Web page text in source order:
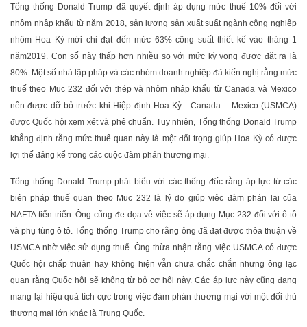
Tổng thống Donald Trump đã quyết định áp dụng mức thuế 10% đối với
nhôm nhập khẩu từ năm 2018, sản lượng sản xuất suất ngành công nghiệp
nhôm Hoa Kỳ mới chỉ đạt đến mức 63% công suất thiết kế vào tháng 1
năm2019. Con số này thấp hơn nhiều so với mức kỳ vọng được đặt ra là
80%. Một số nhà lập pháp và các nhóm doanh nghiệp đã kiến nghị rằng mức
thuế theo Mục 232 đối với thép và nhôm nhập khẩu từ Canada và Mexico
nên được dỡ bỏ trước khi Hiệp định Hoa Kỳ - Canada – Mexico (USMCA)
được Quốc hội xem xét và phê chuẩn. Tuy nhiên, Tổng thống Donald Trump
khẳng định rằng mức thuế quan này là một đối trọng giúp Hoa Kỳ có được
lợi thế đáng kể trong các cuộc đàm phán thương mại.
Tổng thống Donald Trump phát biểu với các thống đốc rằng áp lực từ các
biện pháp thuế quan theo Mục 232 là lý do giúp việc đàm phán lại của
NAFTA tiến triển. Ông cũng đe dọa về việc sẽ áp dụng Mục 232 đối với ô tô
và phụ tùng ô tô. Tổng thống Trump cho rằng ông đã đạt được thỏa thuận về
USMCA nhờ việc sử dụng thuế. Ông thừa nhận rằng việc USMCA có được
Quốc hội chấp thuận hay không hiện vẫn chưa chắc chắn nhưng ông lạc
quan rằng Quốc hội sẽ không từ bỏ cơ hội này. Các áp lực này cũng đang
mang lại hiệu quả tích cực trong việc đàm phán thương mại với một đối thủ
thương mại lớn khác là Trung Quốc.